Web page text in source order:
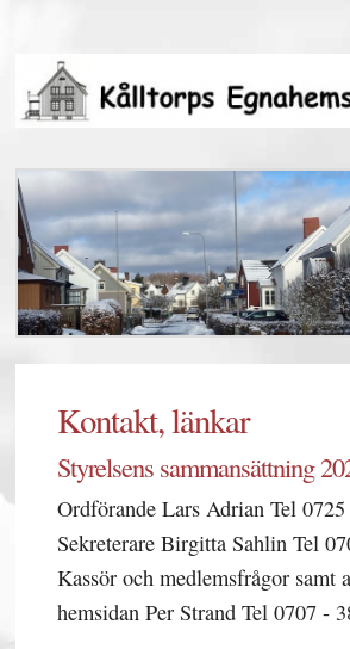
AKTUELLT
FOTOGALLERI
OM FÖRENINGEN
KONTAKT, LÄNKAR
PROTOKOLL
RABATTLISTAN
Kontakt, länkar
Styrelsens sammansättning
Ordförande Lars Adrian Tel
Sekreterare Birgitta Sahlin Tel
Kassör och medlemsfrågor samt
hemsidan Per Strand Tel 0707 -